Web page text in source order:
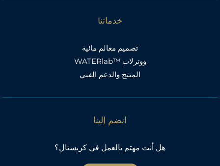
خدماتنا
تصميم معالم مائية
ووترلاب ™WATERlab
المنتج والدعم الفني
انضم إلينا
هل أنت مهتم بالعمل في كريستال؟